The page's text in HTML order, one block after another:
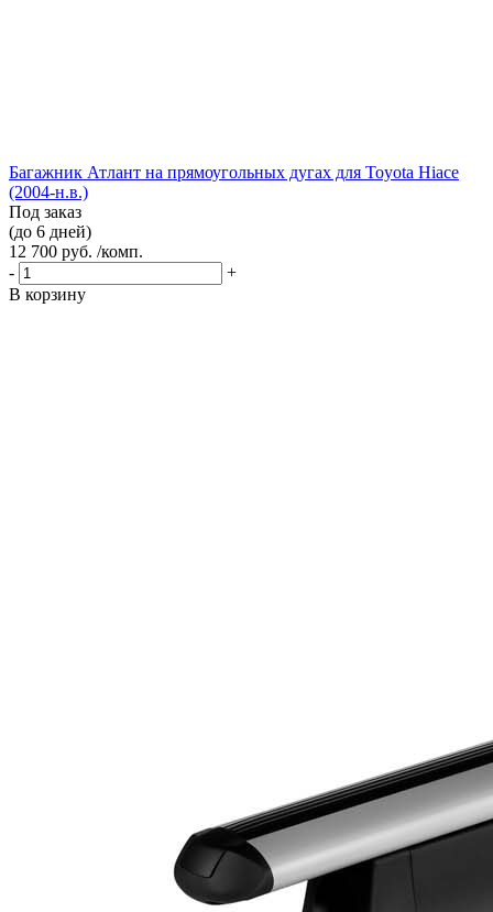
Багажник Атлант на прямоугольных дугах для Toyota Hiace
(2004-н.в.)
Под заказ
(до 6 дней)
12 700 руб. /комп.
-
+
В корзину